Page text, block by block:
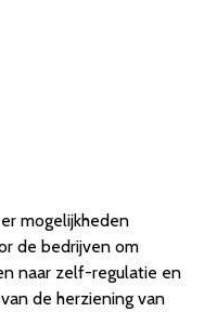
mogelijkheden
de bedrijven om
naar zelf-regulatie en
de herziening van